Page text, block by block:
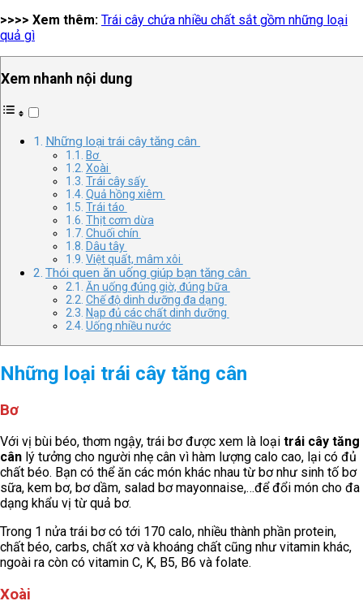
>>>> Xem thêm: Trái cây chứa nhiều chất sắt gồm những loại
quả gì
Xem nhanh nội dung
Những loại trái cây tăng cân
Bơ
Xoài
Trái cây sấy
Quả hồng xiêm
Trái táo
Thịt cơm dừa
Chuối chín
Dâu tây
Việt quất, mâm xôi
Thói quen ăn uống giúp bạn tăng cân
Ăn uống đúng giờ, đúng bữa
Chế độ dinh dưỡng đa dạng
Nạp đủ các chất dinh dưỡng
Uống nhiều nước
Những loại trái cây tăng cân
Bơ
Với vị bùi béo, thơm ngậy, trái bơ được xem là loại trái cây tăng
cân lý tưởng cho người nhẹ cân vì hàm lượng calo cao, lại có đủ
chất béo. Bạn có thể ăn các món khác nhau từ bơ như sinh tố bơ
sữa, kem bơ, bơ dầm, salad bơ mayonnaise,…để đổi món cho đa
dạng khẩu vị từ quả bơ.
Trong 1 nửa trái bơ có tới 170 calo, nhiều thành phần protein,
chất béo, carbs, chất xơ và khoáng chất cũng như vitamin khác,
ngoài ra còn có vitamin C, K, B5, B6 và folate.
Xoài